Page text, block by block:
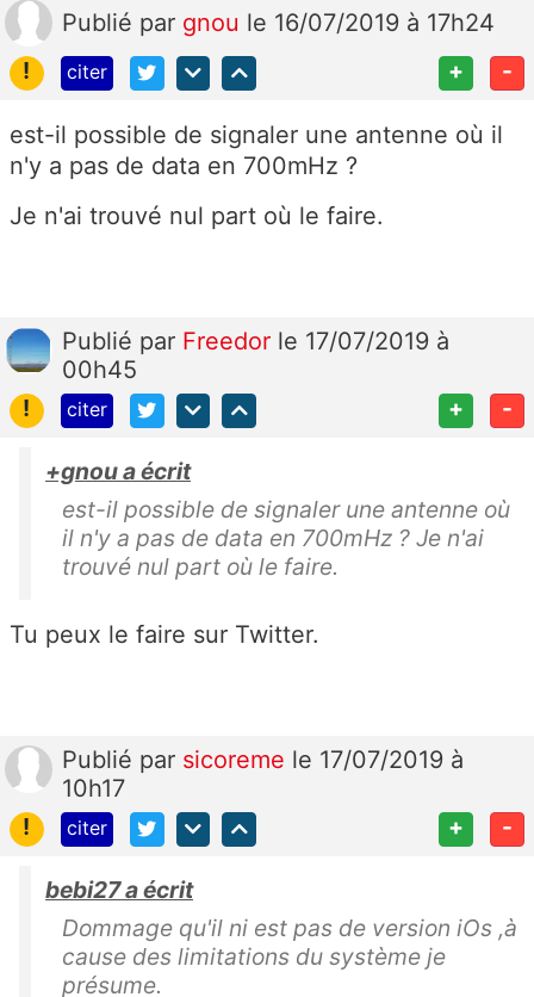
Publié par gnou le 16/07/2019 à 17h24
!
citer + -
est-il possible de signaler une antenne où il
n'y a pas de data en 700mHz ?
Je n'ai trouvé nul part où le faire.
Publié par Freedor le 17/07/2019 à
00h45
!
citer + -
+gnou a écrit
est-il possible de signaler une antenne où
il n'y a pas de data en 700mHz ? Je n'ai
trouvé nul part où le faire.
Tu peux le faire sur Twitter.
Publié par sicoreme le 17/07/2019 à
10h17
!
citer + -
bebi27 a écrit
Dommage qu'il ni est pas de version iOs ,à
cause des limitations du système je
présume.